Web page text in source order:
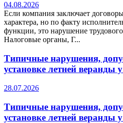
04.08.2026
Если компания заключает
характера, но по факту
функции, это нарушение трудового
Налоговые органы, Г...
Типичные нарушения,
установке летней веранды
28.07.2026
Типичные нарушения,
установке летней веранды